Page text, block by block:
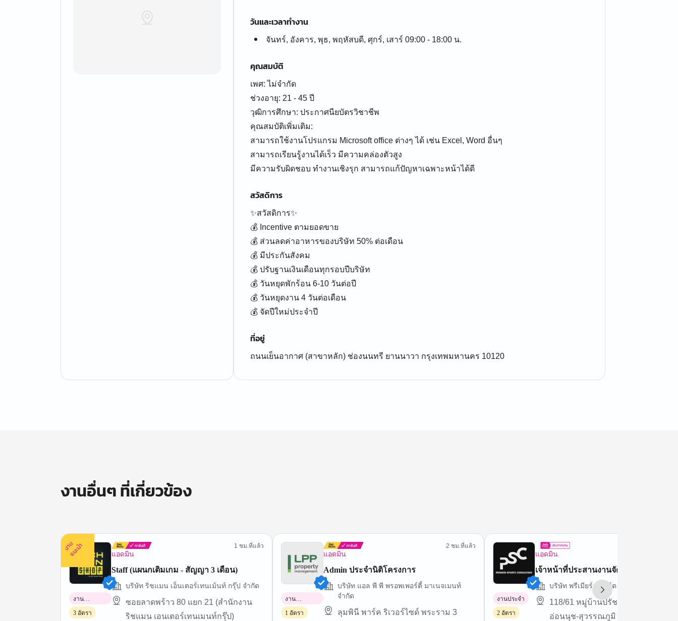
วันและเวลาทำงาน
จันทร์, อังคาร, พุธ, พฤหัสบดี, ศุกร์, เสาร์ 09:00 - 18:00 น.
คุณสมบัติ
เพศ: ไม่จำกัด
ช่วงอายุ: 21 - 45 ปี
วุฒิการศึกษา: ประกาศนียบัตรวิชาชีพ
คุณสมบัติเพิ่มเติม:
สามารถใช้งานโปรแกรม Microsoft office ต่างๆ ได้ เช่น Excel, Word อื่นๆ
สามารถเรียนรู้งานได้เร็ว มีความคล่องตัวสูง
มีความรับผิดชอบ ทํางานเชิงรุก สามารถแก้ปัญหาเฉพาะหน้าได้ดี
สวัสดิการ
✨สวัสดิการ✨
💰 Incentive ตามยอดขาย
💰 ส่วนลดค่าอาหารของบริษัท 50% ต่อเดือน
💰 มีประกันสังคม
💰 ปรับฐานเงินเดือนทุกรอบปีบริษัท
💰 วันหยุดพักร้อน 6-10 วันต่อปี
💰 วันหยุดงาน 4 วันต่อเดือน
ที่อยู่
ถนนเย็นอากาศ (สาขาหลัก) ช่องนนทรี ยานนาวา กรุงเทพมหานคร 10120
งานอื่นๆ ที่เกี่ยวข้อง
ง
า
น
แ
น
ะ
นำ แอดมิน
1 ชม.ที่แล้ว
Staff (แผนกเติมเกม - สัญญา 3 เดือน)
บริษัท ริชแมน เอ็นเตอร์เทนเม้นท์ กรุ๊ป จำกัด
ซอยลาดพร้าว 80 แยก 21 (สำนักงาน
ริชแมน เอนเตอร์เทนเมนท์กรุ๊ป)
งาน
พาร์ทไทม์
3 อัตรา
แอดมิน
2 ชม.ที่แล้ว
Admin ประจำนิติโครงการ
บริษัท แอล พี พี พรอพเพอร์ตี้ มาเนจเมนท์
จำกัด
ลุมพินี พาร์ค ริเวอร์ไซด์ พระราม 3
งาน
พาร์ทไทม์
1 อัตรา
แอดมิน
เจ้าหน้าที่ประสานงานจัดส่ง
บริษัท พรีเมียร์ สปอร์ต คอนซัลติ้ง จำกัด
118/61 หมู่บ้านปรัชญา-บิซโฮม 2
อ่อนนุช-สุวรรณภูมิ ถนนลาดกระบัง
งานประจำ
2 อัตรา